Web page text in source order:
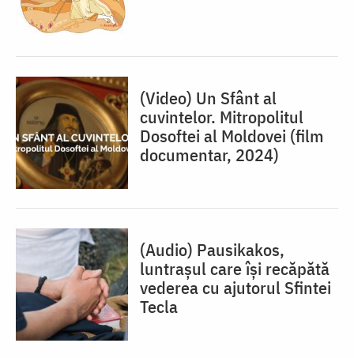
(Video) Un Sfânt al
cuvintelor. Mitropolitul
Dosoftei al Moldovei (film
documentar, 2024)
(Audio) Pausikakos,
luntraşul care îşi recăpătă
vederea cu ajutorul Sfintei
Tecla